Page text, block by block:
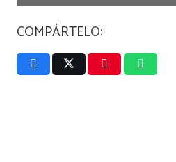
COMPÁRTELO: